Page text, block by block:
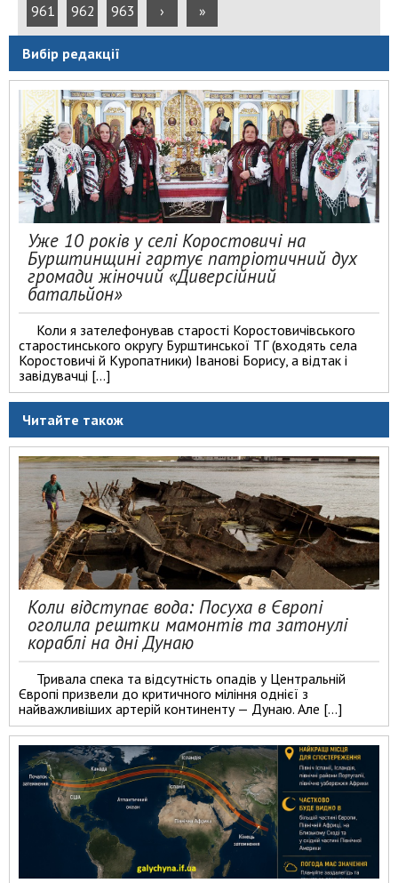
961 962 963 › »
Вибір редакції
Уже 10 років у селі Коростовичі на
Бурштинщині гартує патріотичний дух
громади жіночий «Диверсійний
батальйон»
Коли я зателефонував старості Коростовичівського
старостинського округу Бурштинської ТГ (входять села
Коростовичі й Куропатники) Іванові Борису, а відтак і
завідувачці […]
Читайте також
Коли відступає вода: Посуха в Європі
оголила рештки мамонтів та затонулі
кораблі на дні Дунаю
Тривала спека та відсутність опадів у Центральній
Європі призвели до критичного міління однієї з
найважливіших артерій континенту — Дунаю. Але […]